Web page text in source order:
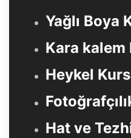
Yağlı Boya
Kara kalem
Heykel
Hat ve